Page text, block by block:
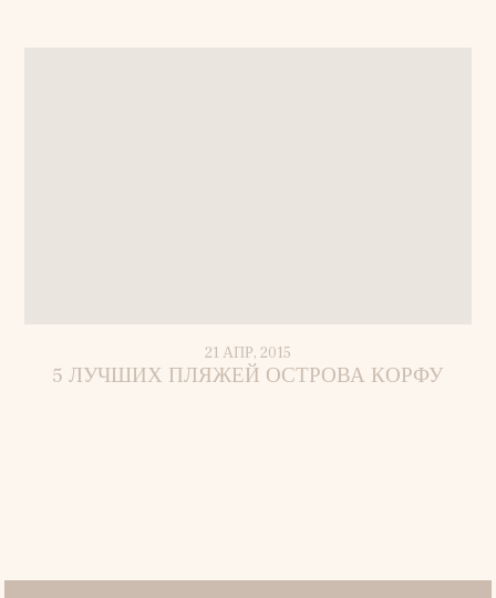
21 АПР, 2015
5 ЛУЧШИХ ПЛЯЖЕЙ ОСТРОВА КОРФУ